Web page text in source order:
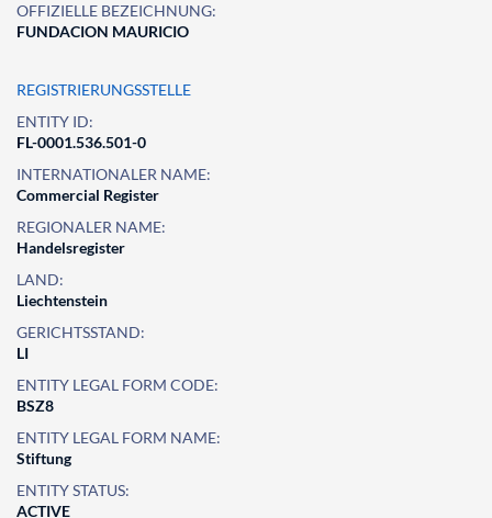
OFFIZIELLE BEZEICHNUNG:
FUNDACION MAURICIO
REGISTRIERUNGSSTELLE
ENTITY ID:
FL-0001.536.501-0
INTERNATIONALER NAME:
Commercial Register
REGIONALER NAME:
Handelsregister
LAND:
Liechtenstein
GERICHTSSTAND:
LI
ENTITY LEGAL FORM CODE:
BSZ8
ENTITY LEGAL FORM NAME:
Stiftung
ENTITY STATUS:
ACTIVE